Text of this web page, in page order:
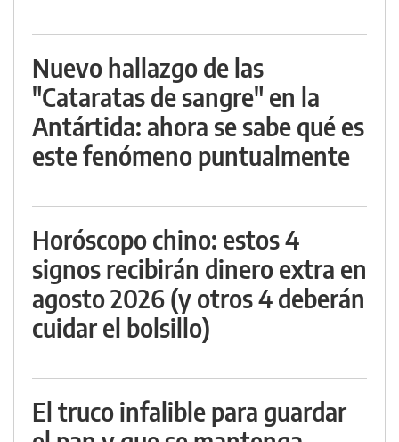
Nuevo hallazgo de las
"Cataratas de sangre" en la
Antártida: ahora se sabe qué es
este fenómeno puntualmente
Horóscopo chino: estos 4
signos recibirán dinero extra en
agosto 2026 (y otros 4 deberán
cuidar el bolsillo)
El truco infalible para guardar